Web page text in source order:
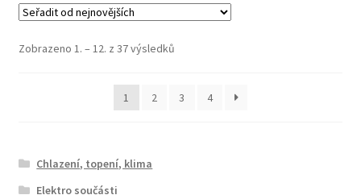
Zobrazeno 1. – 12. z 37 výsledkůSeřazeno
1
2 3 4
Chlazení, topení, klima
Elektro součásti